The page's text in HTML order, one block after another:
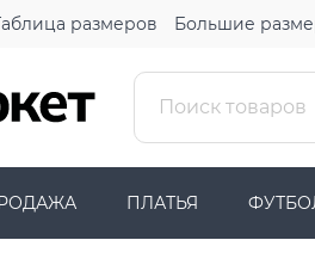
размеров Большие
ПЛАТЬЯ